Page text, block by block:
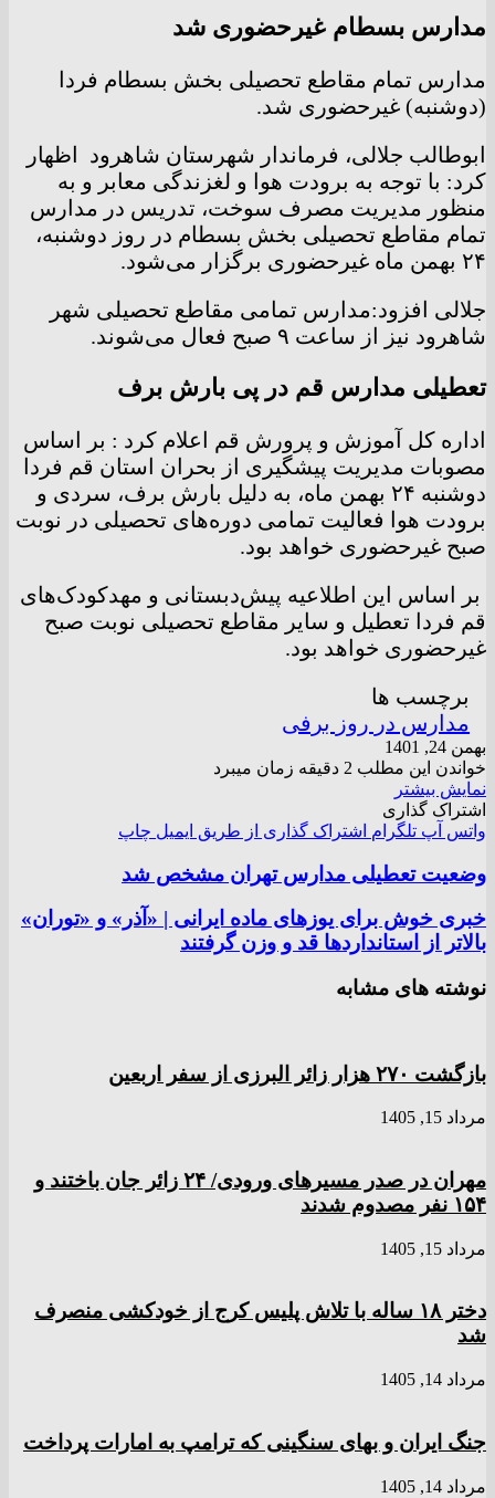
مدارس بسطام غیرحضوری شد
مدارس تمام مقاطع تحصیلی بخش بسطام فردا
(دوشنبه) غیرحضوری شد.
ابوطالب جلالی، فرماندار شهرستان شاهرود اظهار
کرد: با توجه به برودت هوا و لغزندگی معابر و به
منظور مدیریت مصرف سوخت، تدریس در مدارس
تمام مقاطع تحصیلی بخش بسطام در روز دوشنبه،
۲۴ بهمن ماه غیرحضوری برگزار می‌شود.
جلالی افزود:مدارس تمامی مقاطع تحصیلی شهر
شاهرود نیز از ساعت ۹ صبح فعال می‌شوند.
تعطیلی مدارس قم در پی بارش برف
اداره‌ کل آموزش و پرورش قم اعلام کرد : بر اساس
مصوبات مدیریت پیشگیری از بحران استان قم فردا
دوشنبه ۲۴ بهمن ماه، به دلیل بارش برف، سردی و
برودت هوا فعالیت تمامی دوره‌های تحصیلی در نوبت
صبح غیرحضوری خواهد بود.
بر اساس این اطلاعیه پیش‌دبستانی و مهدکودک‌های
قم فردا تعطیل و سایر مقاطع تحصیلی نوبت صبح
غیرحضوری خواهد بود.
برچسب ها
مدارس در روز برفی
بهمن 24, 1401
خواندن این مطلب 2 دقیقه زمان میبرد
نمایش بیشتر
اشتراک گذاری
واتس آپ تلگرام اشتراک گذاری از طریق ایمیل چاپ
وضعیت تعطیلی مدارس تهران مشخص شد
خبری خوش برای یوزهای ماده ایرانی | «آذر» و «توران»
بالاتر از استانداردها قد و وزن گرفتند
نوشته های مشابه
بازگشت ۲۷۰ هزار زائر البرزی از سفر اربعین
مرداد 15, 1405
مهران در صدر مسیر‌های ورودی/ ۲۴ زائر جان باختند و
۱۵۴ نفر مصدوم شدند
مرداد 15, 1405
دختر ‌۱۸‌ ‌ساله‌ با تلاش پلیس کرج از خودکشی منصرف
شد
مرداد 14, 1405
جنگ ایران و بهای سنگینی که ترامپ به امارات پرداخت
مرداد 14, 1405